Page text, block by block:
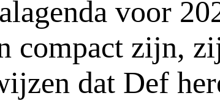
voor
compact zijn,
dat Def